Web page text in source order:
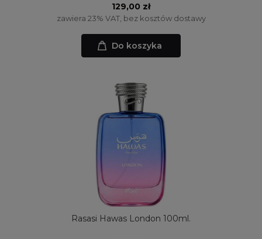
129,00 zł
zawiera 23% VAT, bez kosztów dostawy
Do koszyka
Rasasi Hawas London 100ml.